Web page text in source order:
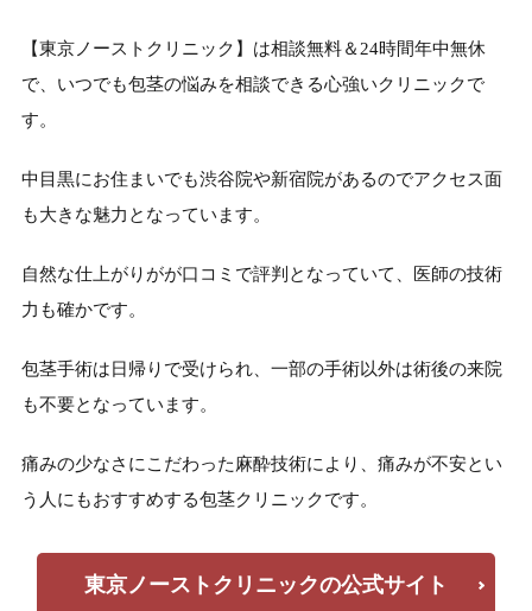
【東京ノーストクリニック】は相談無料＆24時間年中無休
で、いつでも包茎の悩みを相談できる心強いクリニックで
す。
中目黒にお住まいでも渋谷院や新宿院があるのでアクセス面
も大きな魅力となっています。
自然な仕上がりがが口コミで評判となっていて、医師の技術
力も確かです。
包茎手術は日帰りで受けられ、一部の手術以外は術後の来院
も不要となっています。
痛みの少なさにこだわった麻酔技術により、痛みが不安とい
う人にもおすすめする包茎クリニックです。
東京ノーストクリニックの公式サイト